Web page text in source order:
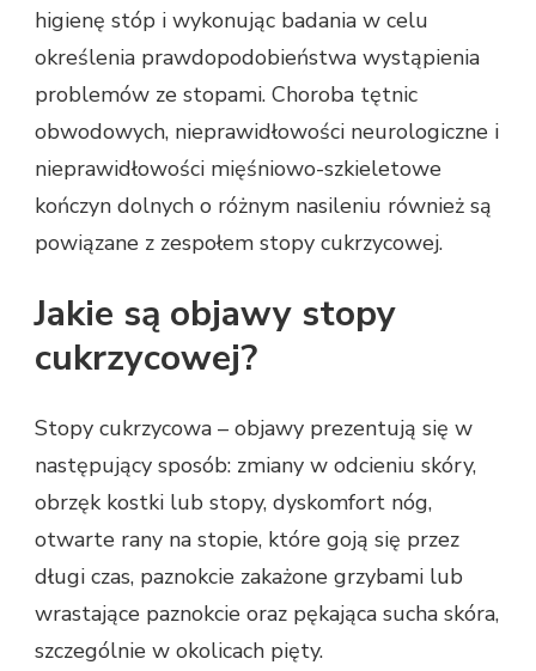
higienę stóp i wykonując badania w celu
określenia prawdopodobieństwa wystąpienia
problemów ze stopami. Choroba tętnic
obwodowych, nieprawidłowości neurologiczne i
nieprawidłowości mięśniowo-szkieletowe
kończyn dolnych o różnym nasileniu również są
powiązane z zespołem stopy cukrzycowej.
Jakie są objawy stopy
cukrzycowej?
Stopy cukrzycowa – objawy prezentują się w
następujący sposób: zmiany w odcieniu skóry,
obrzęk kostki lub stopy, dyskomfort nóg,
otwarte rany na stopie, które goją się przez
długi czas, paznokcie zakażone grzybami lub
wrastające paznokcie oraz pękająca sucha skóra,
szczególnie w okolicach pięty.